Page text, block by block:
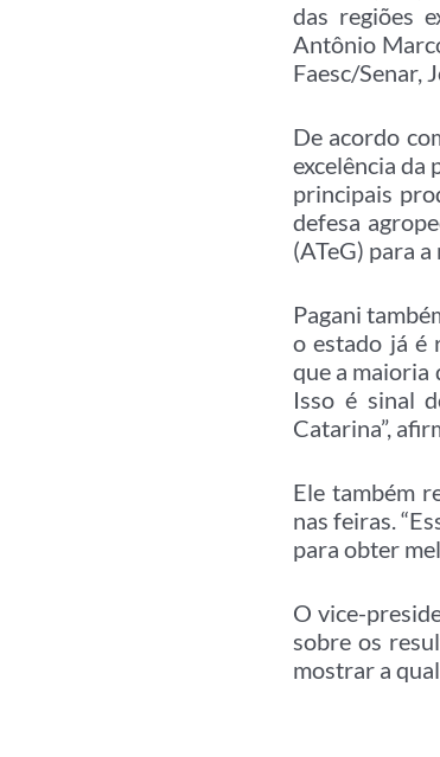
das regiões
Antônio
Faesc/Senar,
De acordo
excelência da
principais
defesa
(ATeG) para
Pagani
o estado já é
que a maioria
Isso é sinal
Catarina”,
Ele também
nas feiras.
para obter
O vice-
sobre os
mostrar a